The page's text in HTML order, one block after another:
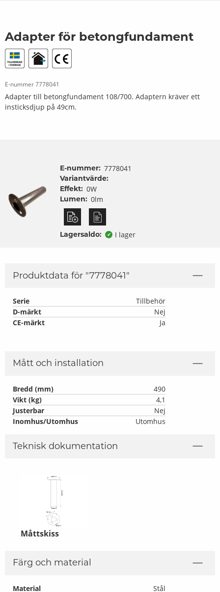
Adapter för betongfundament
E-nummer7778041
Adapter till betongfundament 108/700. Adaptern kräver ett
insticksdjup på 49cm.
E-nummer: 7778041
Variantvärde:
Effekt: 0W
Lumen: 0lm
Lagersaldo: ✔ I lager
Produktdata för "7778041"
Serie
Tillbehör
D-märkt
Nej
CE-märkt
Ja
Mått och installation
Bredd (mm)
490
Vikt (kg)
4,1
Justerbar
Nej
Inomhus/Utomhus
Utomhus
Teknisk dokumentation
Måttskiss
Färg och material
Material
Stål